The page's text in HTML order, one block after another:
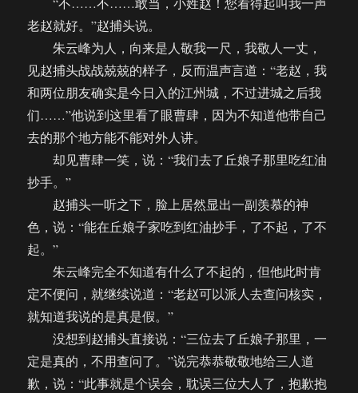
老赵就好。”赵捕头说。
朱云峰为人，向来是人敬我一尺，我敬人一丈，
见赵捕头战战兢兢的样子，反而温声言道：“老赵，我
和两位朋友确实是今日入的江州城，不过进城之后我
们……”他说到这里看了眼曹肆，因为不知道他带自己
去的那个地方能不能对外人讲。
却见曹肆一笑，说：“我们去了丘娘子那里吃红油
抄手。”
赵捕头一听之下，脸上居然显出一副羡慕的神
色，说：“能在丘娘子家吃到红油抄手，了不起，了不
起。”
朱云峰完全不知道有什么了不起的，但他此时肯
定不便问，就继续说道：“老赵可以派人去查问核实，
就知道我说的是真是假。”
没想到赵捕头直接说：“三位去了丘娘子那里，一
定是真的，不用查问了。”说完恭恭敬敬地给三人道
歉，说：“此事就是个误会，耽误三位大人了，抱歉抱